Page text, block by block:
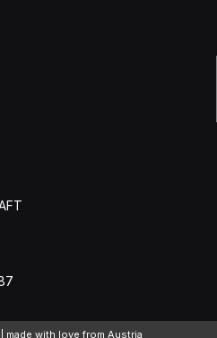
made with love from Austria